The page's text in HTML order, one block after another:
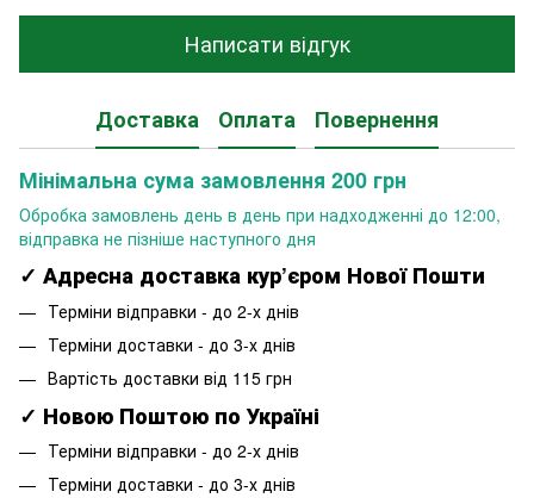
Написати відгук
Доставка Оплата
Повернення
Мінімальна сума замовлення 200 грн
Обробка замовлень день в день при надходженні до 12:00,
відправка не пізніше наступного дня
✓ Адресна доставка кур’єром Нової Пошти
Терміни відправки - до 2-х днів
Терміни доставки - до 3-х днів
Вартість доставки від 115 грн
✓ Новою Поштою по Україні
Терміни відправки - до 2-х днів
Терміни доставки - до 3-х днів